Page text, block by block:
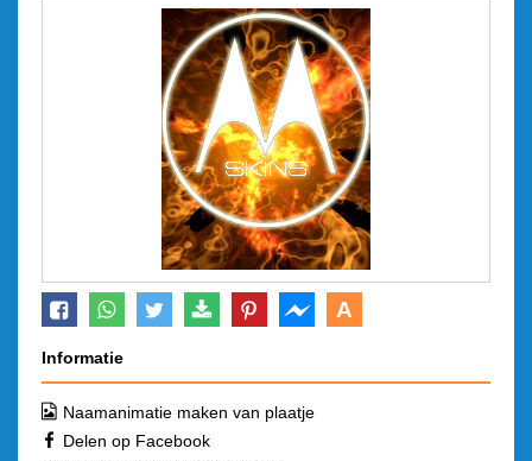
A
Informatie
Naamanimatie maken van plaatje
Delen op Facebook